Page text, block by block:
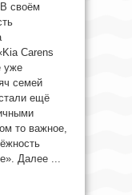
своём
Carens
уже
семей
ещё
то важное,
Далее ...